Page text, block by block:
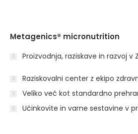
Metagenics® micronutrition
Proizvodnja, raziskave in razvoj v
Raziskovalni center z ekipo
Veliko več kot standardno
Učinkovite in varne sestavine v